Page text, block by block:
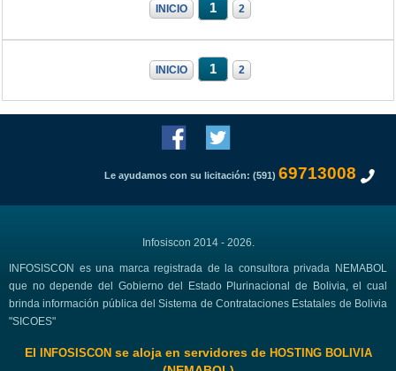
INICIO 1 2
INICIO 1 2
Le ayudamos con su licitación: (591) 69713008
Infosiscon 2014 - 2026.
INFOSISCON es una marca registrada de la consultora privada NEMABOL
que no depende del Gobierno del Estado Plurinacional de Bolivia, el cual
brinda información pública del Sistema de Contrataciones Estatales de Bolivia
"SICOES"
El INFOSISCONse aloja en servidores de HOSTING BOLIVIA